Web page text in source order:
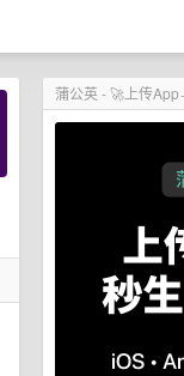
蒲公英 - 🚀上传